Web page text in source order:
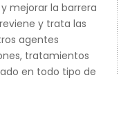
mejorar la barrera
y trata las
agentes
tratamientos
en todo tipo de